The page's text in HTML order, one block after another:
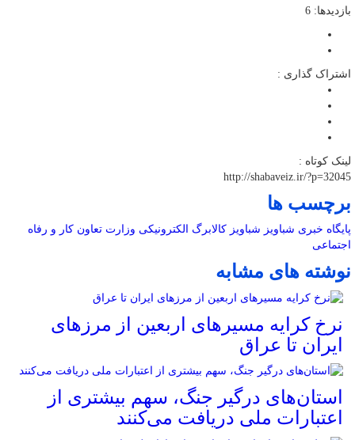
بازدیدها: 6
اشتراک گذاری :
لینک کوتاه :
http://shabaveiz.ir/?p=32045
برچسب ها
پایگاه خبری شباویز شباویز کالابرگ الکترونیکی وزارت تعاون کار و رفاه
اجتماعی
نوشته های مشابه
نرخ کرایه مسیرهای اربعین از مرزهای
ایران تا عراق
استان‌های درگیر جنگ، سهم بیشتری از
اعتبارات ملی دریافت می‌کنند